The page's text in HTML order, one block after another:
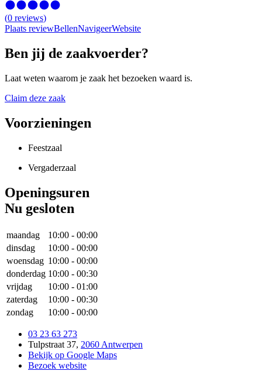
(0 reviews)
Plaats reviewBellenNavigeerWebsite
Ben jij de zaakvoerder?
Laat weten waarom je zaak het bezoeken waard is.
Claim deze zaak
Voorzieningen
Feestzaal
Vergaderzaal
Openingsuren
Nu gesloten
maandag 10:00 - 00:00
dinsdag
10:00 - 00:00
woensdag 10:00 - 00:00
donderdag 10:00 - 00:30
vrijdag
10:00 - 01:00
zaterdag
10:00 - 00:30
zondag
10:00 - 00:00
03 23 63 273
Tulpstraat 37, 2060 Antwerpen
Bekijk op Google Maps
Bezoek website